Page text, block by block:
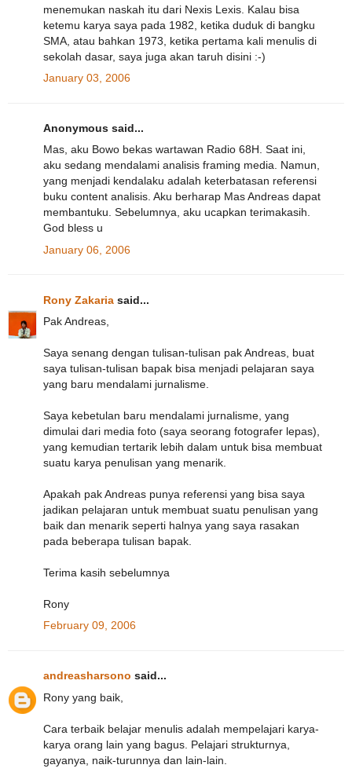
menemukan naskah itu dari Nexis Lexis. Kalau bisa
ketemu karya saya pada 1982, ketika duduk di bangku
SMA, atau bahkan 1973, ketika pertama kali menulis di
sekolah dasar, saya juga akan taruh disini :-)
January 03, 2006
Anonymous said...
Mas, aku Bowo bekas wartawan Radio 68H. Saat ini,
aku sedang mendalami analisis framing media. Namun,
yang menjadi kendalaku adalah keterbatasan referensi
buku content analisis. Aku berharap Mas Andreas dapat
membantuku. Sebelumnya, aku ucapkan terimakasih.
God bless u
January 06, 2006
Rony Zakaria said...
Pak Andreas,
Saya senang dengan tulisan-tulisan pak Andreas, buat
saya tulisan-tulisan bapak bisa menjadi pelajaran saya
yang baru mendalami jurnalisme.
Saya kebetulan baru mendalami jurnalisme, yang
dimulai dari media foto (saya seorang fotografer lepas),
yang kemudian tertarik lebih dalam untuk bisa membuat
suatu karya penulisan yang menarik.
Apakah pak Andreas punya referensi yang bisa saya
jadikan pelajaran untuk membuat suatu penulisan yang
baik dan menarik seperti halnya yang saya rasakan
pada beberapa tulisan bapak.
Terima kasih sebelumnya
Rony
February 09, 2006
andreasharsono said...
Rony yang baik,
Cara terbaik belajar menulis adalah mempelajari karya-
karya orang lain yang bagus. Pelajari strukturnya,
gayanya, naik-turunnya dan lain-lain.